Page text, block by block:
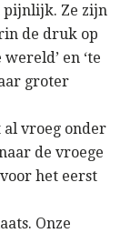
pijnlijk. Ze zijn
de druk op
en ‘te
groter
al vroeg onder
de vroege
het eerst
Onze